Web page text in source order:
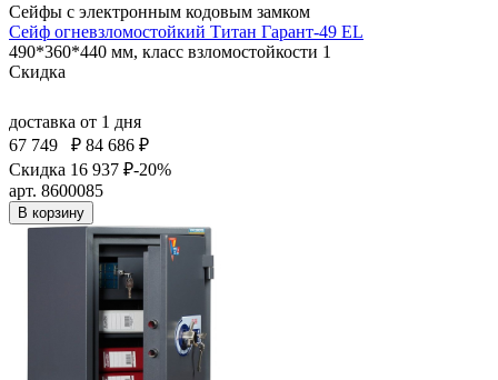
Сейфы с электронным кодовым замком
Сейф огневзломостойкий Титан Гарант-49 EL
490*360*440 мм, класс взломостойкости 1
Скидка
доставка от 1 дня
67 749
₽ 84 686 ₽
Скидка 16 937 ₽-20%
арт. 8600085
В корзину